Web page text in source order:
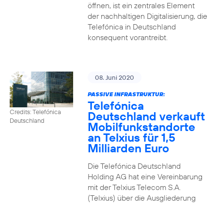
öffnen, ist ein zentrales Element
der nachhaltigen Digitalisierung, die
Telefónica in Deutschland
konsequent vorantreibt.
Credits: Telefónica
Deutschland
08. Juni 2020
PASSIVE INFRASTRUKTUR:
Telefónica
Deutschland verkauft
Mobilfunkstandorte
an Telxius für 1,5
Milliarden Euro
Die Telefónica Deutschland
Holding AG hat eine Vereinbarung
mit der Telxius Telecom S.A.
(Telxius) über die Ausgliederung